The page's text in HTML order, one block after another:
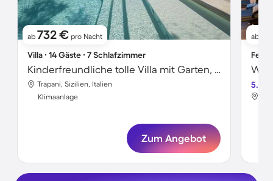
ab 732 € pro Nacht
Villa ∙ 14 Gäste ∙ 7 Schlafzimmer
Kinderfreundliche tolle Villa mit Garten, privatem Pool und Grill
Trapani, Sizilien, Italien
Klimaanlage
Zum Angebot
ab
5.0